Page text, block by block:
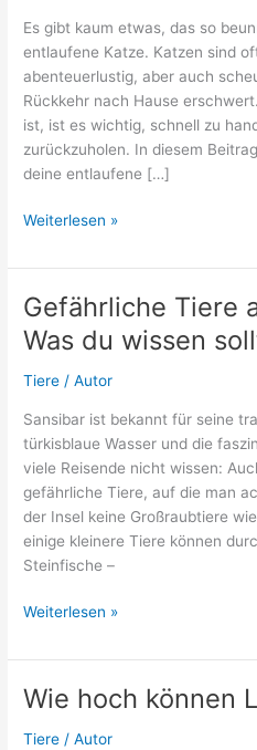
Es gibt kaum etwas, das so
entlaufene Katze. Katzen sind
abenteuerlustig, aber auch
Rückkehr nach Hause
ist, ist es wichtig, schnell zu
zurückzuholen. In diesem
deine entlaufene […]
Entlaufene
anlocken:
So
holst
du
Samtpfote
sicher
nach
Hause
Weiterlesen »
Gefährliche Tiere
Was du wissen
Tiere /Autor
Sansibar ist bekannt für seine
türkisblaue Wasser und die
viele Reisende nicht wissen:
gefährliche Tiere, auf die man
der Insel keine Großraubtiere
einige kleinere Tiere können
Steinfische –
Gefährliche
auf
Sansibar
–
Was
Weiterlesen »
Wie hoch können
Tiere /Autor